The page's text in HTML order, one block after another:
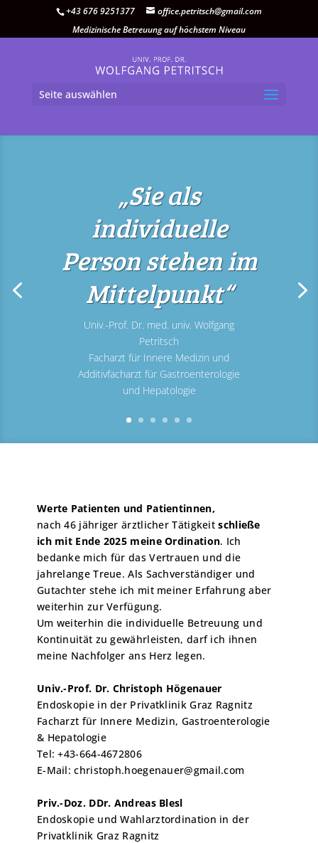
+43 676 9251377
office.petritsch@gmail.com
Medizinische Betreuung auf höchstem Niveau
Seite auswählen
„Sie als
individuelle
Person stehen im
Mittelpunkt“
Univ.-Prof. Dr. med. univ. Wolfgang
Petritsch
Facharzt für Innere Medizin und
Additivfacharzt für Gastroenterologie
und Hepatologie
Werte Patienten und Patientinnen,
nach 46 jähriger ärztlicher Tätigkeitschließe
ich mit Ende 2025 meine Ordination. Ich
bedanke mich für das Vertrauen und die
jahrelange Treue. Als Sachverständiger und
Gutachter stehe ich mit meiner Erfahrung aber
weiterhin zur Verfügung.
Um weiterhin die individuelle Betreuung und
Kontinuität zu gewährleisten, darf ich ihnen
meine Nachfolger ans Herz legen.
Univ.-Prof. Dr. Christoph Högenauer
Endoskopie in der Privatklinik Graz Ragnitz
Facharzt für Innere Medizin, Gastroenterologie
& Hepatologie
Tel: +43-664-4672806
E-Mail: christoph.hoegenauer@gmail.com
Priv.-Doz. DDr. Andreas Blesl
Endoskopie und Wahlarztordination in der
Privatklinik Graz Ragnitz